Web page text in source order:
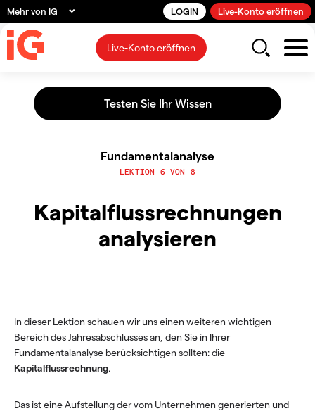
Mehr von IG LOGIN Live-Konto eröffnen
Live-Konto eröffnen
Fundamentalanalyse
LEKTION 6 VON 8
Kapitalflussrechnungen
analysieren
In dieser Lektion schauen wir uns einen weiteren wichtigen
Bereich des Jahresabschlusses an, den Sie in Ihrer
Fundamentalanalyse berücksichtigen sollten: die
Kapitalflussrechnung.
Das ist eine Aufstellung der vom Unternehmen generierten und